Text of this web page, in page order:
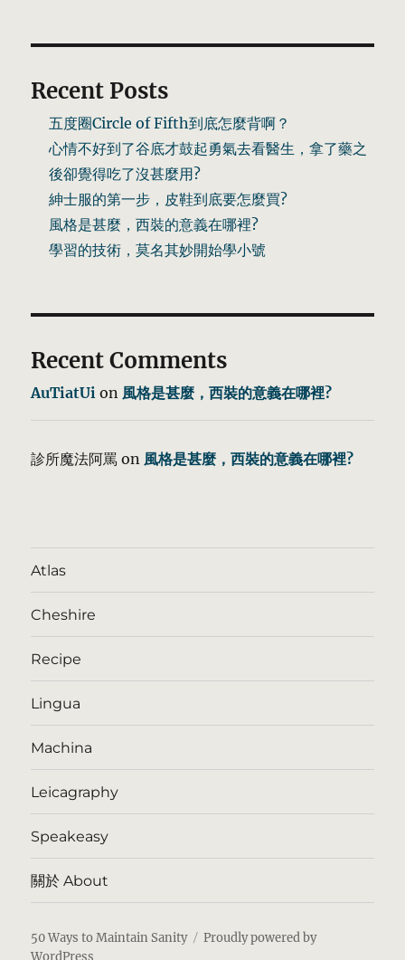
在
Recent Posts
五度圈Circle of Fifth到底怎麼背啊？
心情不好到了谷底才鼓起勇氣去看醫生，拿了藥之
後卻覺得吃了沒甚麼用?
紳士服的第一步，皮鞋到底要怎麼買?
風格是甚麼，西裝的意義在哪裡?
學習的技術，莫名其妙開始學小號
Recent Comments
AuTiatUi on 風格是甚麼，西裝的意義在哪裡?
診所魔法阿罵 on 風格是甚麼，西裝的意義在哪裡?
Atlas
Cheshire
Recipe
Lingua
Machina
Leicagraphy
Speakeasy
關於 About
50 Ways to Maintain Sanity
Proudly powered by
WordPress